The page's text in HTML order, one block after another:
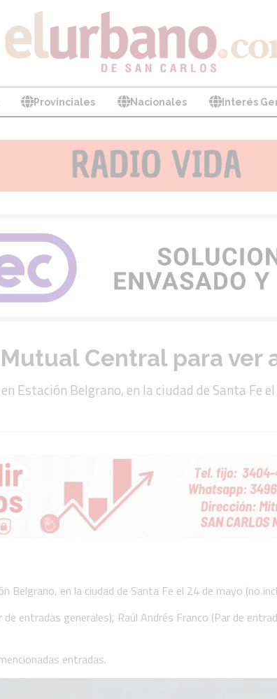
Provinciales Nacionales Interés
Central para ver
Estación Belgrano, en la ciudad de Santa Fe
en la ciudad de Santa Fe el 24 de mayo (no
entradas generales), Raúl Andrés Franco (Par de
entradas.